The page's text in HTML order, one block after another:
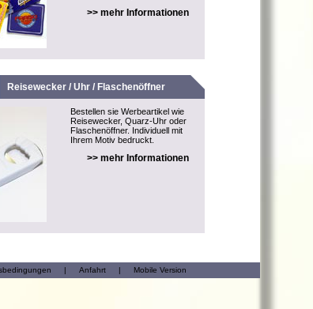
>> mehr Informationen
Reisewecker / Uhr / Flaschenöffner
Bestellen sie Werbeartikel wie
Reisewecker, Quarz-Uhr oder
Flaschenöffner. Individuell mit
Ihrem Motiv bedruckt.
>> mehr Informationen
| Anfahrt | Mobile Version